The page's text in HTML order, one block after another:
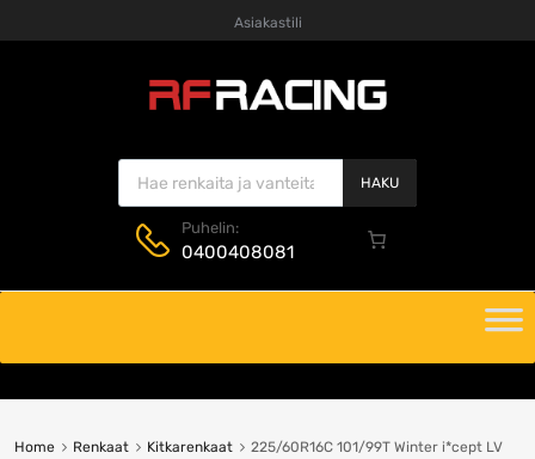
Asiakastili
Products search
HAKU
Puhelin:
0400408081
content
Home Renkaat Kitkarenkaat
225/60R16C 101/99T Winter i*cept LV